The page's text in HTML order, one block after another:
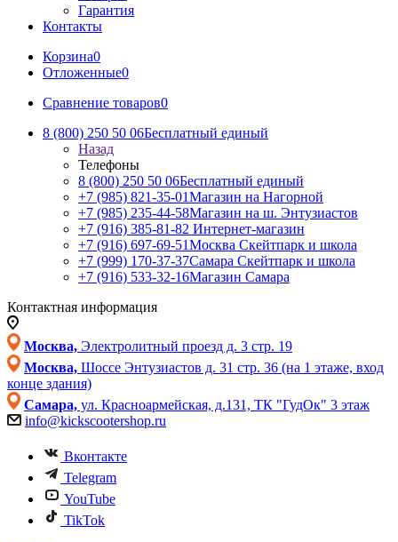
Гарантия
Контакты
Корзина0
Отложенные0
Сравнение товаров0
8 (800) 250 50 06Бесплатный единый
Назад
Телефоны
8 (800) 250 50 06Бесплатный единый
+7 (985) 821-35-01Магазин на Нагорной
+7 (985) 235-44-58Магазин на ш. Энтузиастов
+7 (916) 385-81-82 Интернет-магазин
+7 (916) 697-69-51Москва Скейтпарк и школа
+7 (999) 170-37-37Самара Скейтпарк и школа
+7 (916) 533-32-16Магазин Самара
Контактная информация
Москва, Электролитный проезд д. 3 стр. 19
Москва, Шоссе Энтузиастов д. 31 стр. 36 (на 1 этаже, вход
конце здания)
Самара, ул. Красноармейская, д.131, ТК "ГудОк" 3 этаж
info@kickscootershop.ru
Вконтакте
Telegram
YouTube
TikTok